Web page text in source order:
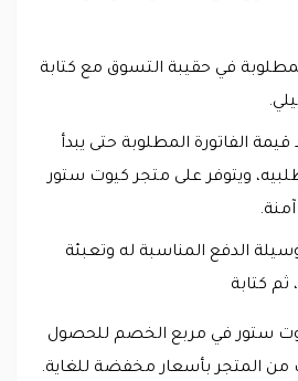
في حقيبة التسوق مع كتابة
الفاتورة المطلوبة حتى يبدأ
ويتوفر على متجر كيوت ستور
الدفع المناسبة له وتعبئة
ثم كتابة
ستور في مربع الخصم للحصول
من المتجر بأسعار مخفضة للغاية.